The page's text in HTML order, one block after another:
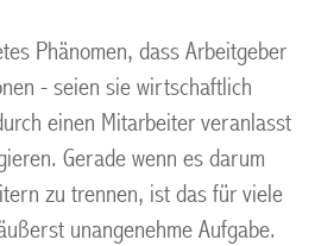
Phänomen, dass Arbeitgeber
- seien sie wirtschaftlich
einen Mitarbeiter veranlasst
Gerade wenn es darum
zu trennen, ist das für viele
unangenehme Aufgabe.